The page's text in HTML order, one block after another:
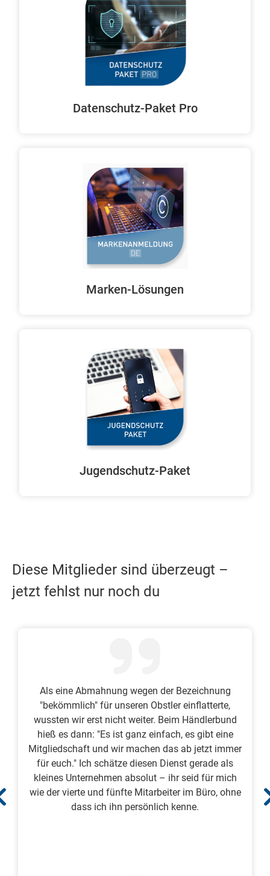
Datenschutz-Paket Pro
Marken-Lösungen
Jugendschutz-Paket
Diese Mitglieder sind überzeugt –
jetzt fehlst nur noch du
Als eine Abmahnung wegen der Bezeichnung
"bekömmlich" für unseren Obstler einflatterte,
wussten wir erst nicht weiter. Beim Händlerbund
hieß es dann: "Es ist ganz einfach, es gibt eine
Mitgliedschaft und wir machen das ab jetzt immer
für euch." Ich schätze diesen Dienst gerade als
kleines Unternehmen absolut – ihr seid für mich
wie der vierte und fünfte Mitarbeiter im Büro, ohne
dass ich ihn persönlich kenne.